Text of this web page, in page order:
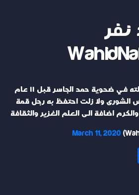
نفر
الله يرحمه ويغفر له قابلته في ضحوية حمد الجاسر قبل ١١ عام
الشورى ولا زلت احتفظ به رجل قمة
اضافة الى العلم الغزير والثقافة
March 11, 2020